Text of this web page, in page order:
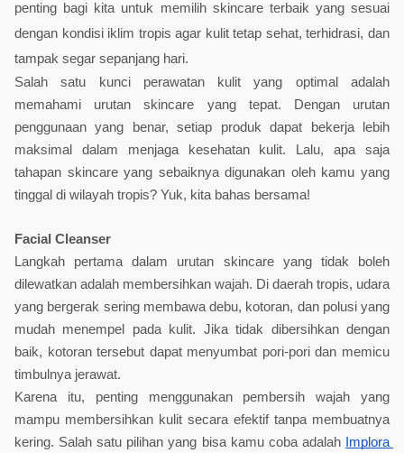
penting bagi kita untuk memilih skincare terbaik yang sesuai
dengan kondisi iklim tropis agar kulit tetap sehat, terhidrasi, dan
tampak segar sepanjang hari.
Salah satu kunci perawatan kulit yang optimal adalah
memahami urutan skincare yang tepat. Dengan urutan
penggunaan yang benar, setiap produk dapat bekerja lebih
maksimal dalam menjaga kesehatan kulit. Lalu, apa saja
tahapan skincare yang sebaiknya digunakan oleh kamu yang
tinggal di wilayah tropis? Yuk, kita bahas bersama!
Facial Cleanser
Langkah pertama dalam urutan skincare yang tidak boleh
dilewatkan adalah membersihkan wajah. Di daerah tropis, udara
yang bergerak sering membawa debu, kotoran, dan polusi yang
mudah menempel pada kulit. Jika tidak dibersihkan dengan
baik, kotoran tersebut dapat menyumbat pori-pori dan memicu
timbulnya jerawat.
Karena itu, penting menggunakan pembersih wajah yang
mampu membersihkan kulit secara efektif tanpa membuatnya
kering. Salah satu pilihan yang bisa kamu coba adalah
Implora